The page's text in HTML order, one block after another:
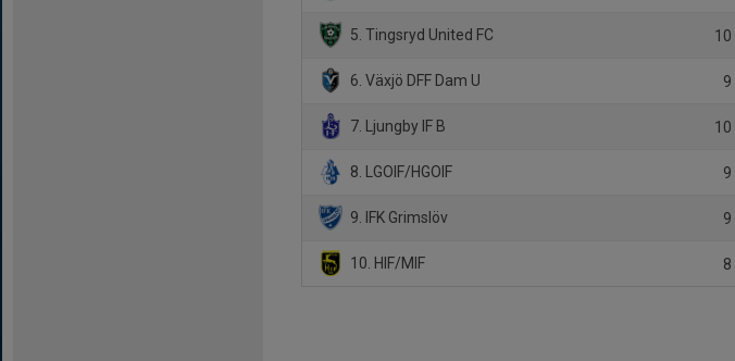
5. Tingsryd United FC 10
6. Växjö DFF Dam U 9
7. Ljungby IF B 10
8. LGOIF/HGOIF 9
9. IFK Grimslöv 9
10. HIF/MIF 8